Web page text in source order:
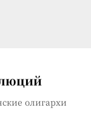
олигархи